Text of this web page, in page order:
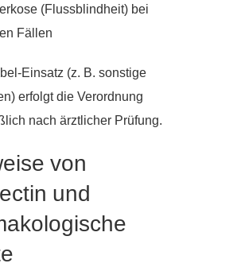
(Flussblindheit) bei
Fällen
Einsatz (z. B. sonstige
erfolgt die Verordnung
nach ärztlicher Prüfung.
von
und